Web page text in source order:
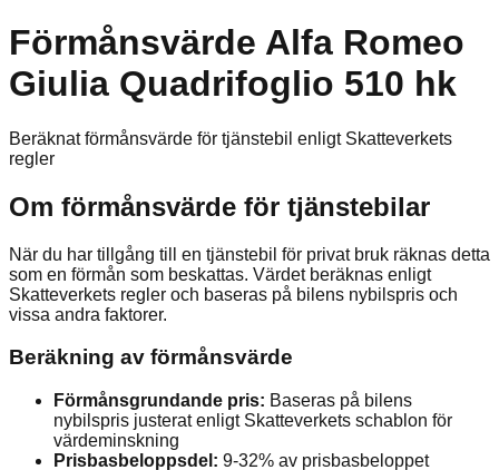
Förmånsvärde Alfa Romeo
Giulia Quadrifoglio 510 hk
Beräknat förmånsvärde för tjänstebil enligt Skatteverkets
regler
Om förmånsvärde för tjänstebilar
När du har tillgång till en tjänstebil för privat bruk räknas detta
som en förmån som beskattas. Värdet beräknas enligt
Skatteverkets regler och baseras på bilens nybilspris och
vissa andra faktorer.
Beräkning av förmånsvärde
Förmånsgrundande pris: Baseras på bilens
nybilspris justerat enligt Skatteverkets schablon för
värdeminskning
Prisbasbeloppsdel: 9-32% av prisbasbeloppet